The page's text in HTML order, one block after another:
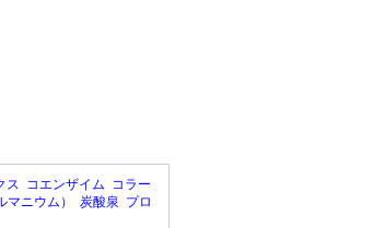
ス コエンザイム コラー
マニウム） 炭酸泉 プロ